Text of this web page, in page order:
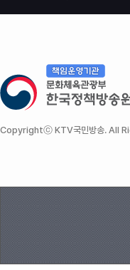
Copyrightⓒ KTV국민방송. All